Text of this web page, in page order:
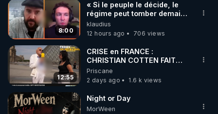
8:00
« Si le peuple le décide, le
régime peut tomber demain !
»
klaudius
12 hours ago
706 views
12:55
CRISE en FRANCE :
CHRISTIAN COTTEN FAIT
une étrange découverte
Priscane
2 days ago
1.6 k views
Night or Day
MorWeen